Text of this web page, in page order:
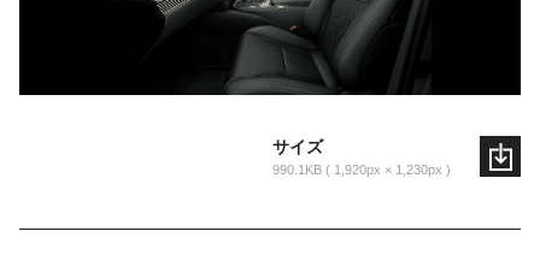
サイズ
990.1KB 1,920px × 1,230px